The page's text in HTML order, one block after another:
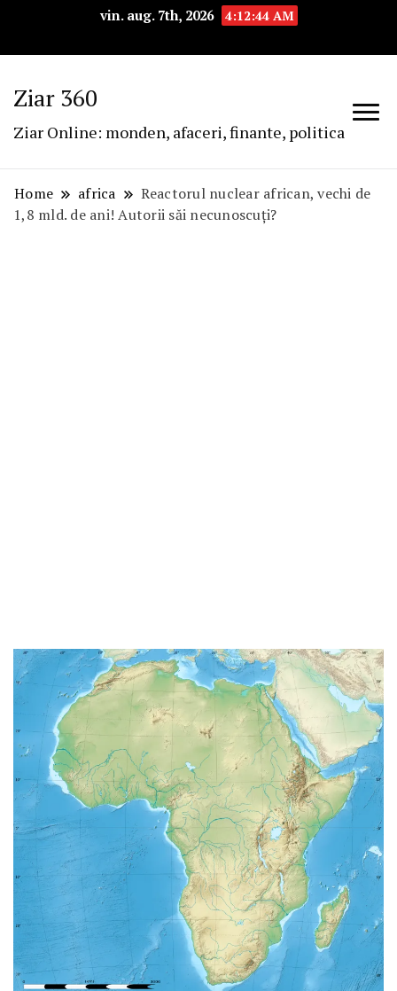
vin. aug. 7th, 2026 4:12:45 AM
Ziar 360
Ziar Online: monden, afaceri, finante, politica
Home africa
Reactorul nuclear african, vechi de
1,8 mld. de ani! Autorii săi necunoscuți?